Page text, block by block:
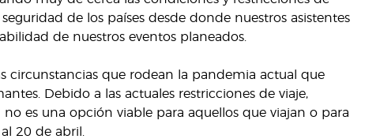
de los países desde donde nuestros asistentes
de nuestros eventos planeados.
circunstancias que rodean la pandemia actual que
Debido a las actuales restricciones de viaje,
es una opción viable para aquellos que viajan o para
20 de abril.